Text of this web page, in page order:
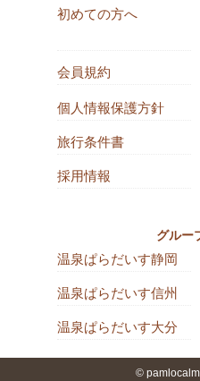
初めての方へ
会員規約
個人情報保護方針
旅行条件書
採用情報
グルー
温泉ぱらだいす静岡
温泉ぱらだいす信州
温泉ぱらだいす大分
©